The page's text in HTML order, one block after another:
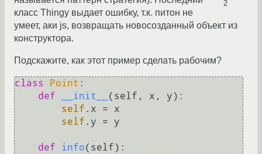
2
класс Thingy выдает ошибку, т.к. питон не
умеет, аки js, возвращать новосозданный объект из
конструктора.
Подскажите, как этот пример сделать рабочим?
class Point :
def
__init__ ( self, x, y):
self .x = x
self .y = y
def info( self):